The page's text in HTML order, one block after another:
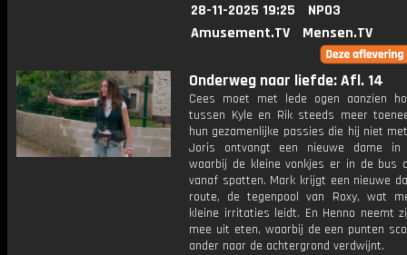
28-11-2025 19:25
NPO3
Amusement.TV
Mensen.TV
Onderweg naar liefde: Afl. 14
Cees moet met lede ogen aanzien
tussen Kyle en Rik steeds meer
hun gezamenlijke passies die hij niet
Joris ontvangt een nieuwe dame in
waarbij de kleine vonkjes er in de bus
vanaf spatten. Mark krijgt een nieuwe
route, de tegenpool van Roxy, wat
kleine irritaties leidt. En Henno neemt
mee uit eten, waarbij de een punten
ander naar de achtergrond verdwijnt.